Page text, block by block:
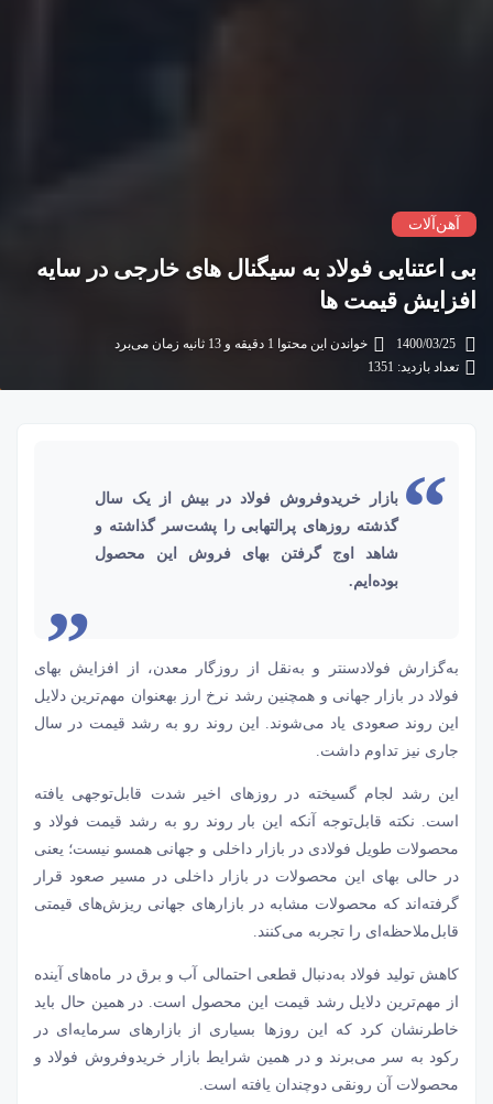
آهن‌آلات
بی‌ اعتنایی فولاد به سیگنال‌ های خارجی در سایه
افزایش قیمت ها
خواندن این محتوا 1 دقیقه و 13 ثانیه زمان می‌برد
تعداد بازدید: 1351
بازار خریدوفروش فولاد در بیش از یک سال
گذشته روزهای پرالتهابی را پشت‌سر گذاشته و
شاهد اوج گرفتن بهای فروش این محصول
بوده‌ایم.
به‌گزارش فولادسنتر و به‌نقل از روزگار معدن، از افزایش بهای
فولاد در بازار جهانی و همچنین رشد نرخ ارز به‎عنوان مهم‌ترین دلایل
این روند صعودی یاد می‌شوند. این روند رو به رشد قیمت در سال
جاری نیز تداوم داشت.
این رشد لجام گسیخته در روزهای اخیر شدت قابل‌توجهی یافته
است. نکته قابل‌توجه آنکه این بار روند رو به رشد قیمت فولاد و
محصولات طویل فولادی در بازار داخلی و جهانی همسو نیست؛ یعنی
در حالی بهای این محصولات در بازار داخلی در مسیر صعود قرار
گرفته‌اند که محصولات مشابه در بازارهای جهانی ریزش‌های قیمتی
قابل‌ملاحظه‌ای را تجربه می‌کنند.
کاهش تولید فولاد به‌دنبال قطعی‌ احتمالی آب و برق در ماه‌های آینده
از مهم‌ترین دلایل رشد قیمت این محصول است. در همین حال باید
خاطرنشان کرد که این روزها بسیاری از بازارهای سرمایه‌ای در
رکود به سر می‌برند و در همین شرایط بازار خریدوفروش فولاد و
محصولات آن رونقی دوچندان یافته است.